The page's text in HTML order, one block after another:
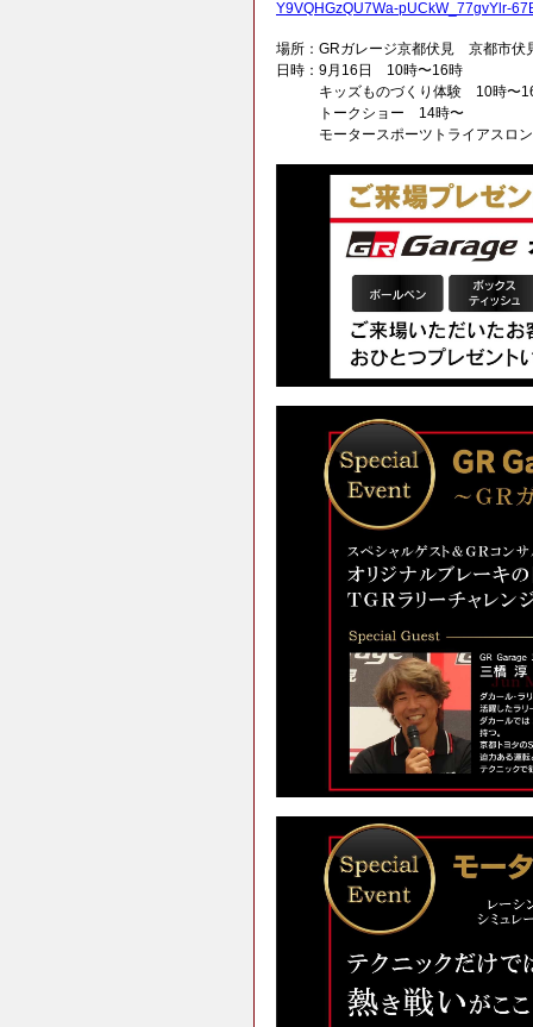
Y9VQHGzQU7Wa-pUCkW_77gvYlr-
場所：GRガレージ京都伏見 京都市伏
日時：9月16日 10時〜16時
キッズものづくり体験 10時〜
トークショー 14時〜
モータースポーツトライアスロ